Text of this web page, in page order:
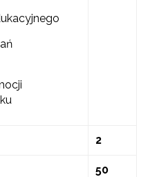
2
50